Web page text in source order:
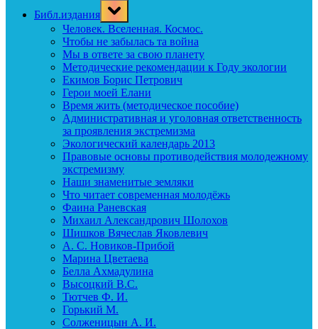
Библ.издания
Toggle
sub-
menu
Человек. Вселенная. Космос.
Чтобы не забылась та война
Мы в ответе за свою планету
Методические рекомендации к Году экологии
Екимов Борис Петрович
Герои моей Елани
Время жить (методическое пособие)
Административная и уголовная ответственность
за проявления экстремизма
Экологический календарь 2013
Правовые основы противодействия молодежному
экстремизму
Наши знаменитые земляки
Что читает современная молодёжь
Фаина Раневская
Михаил Александрович Шолохов
Шишков Вячеслав Яковлевич
А. С. Новиков-Прибой
Марина Цветаева
Белла Ахмадулина
Высоцкий В.С.
Тютчев Ф. И.
Горький М.
Солженицын А. И.